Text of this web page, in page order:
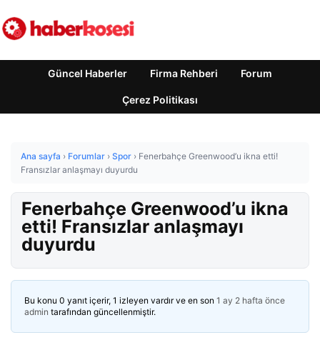
Güncel Haberler Firma Rehberi Forum
Çerez Politikası
Ana sayfa › Forumlar › Spor › Fenerbahçe Greenwood’u ikna etti!
Fransızlar anlaşmayı duyurdu
Fenerbahçe Greenwood’u ikna
etti! Fransızlar anlaşmayı
duyurdu
Bu konu 0 yanıt içerir, 1 izleyen vardır ve en son 1 ay 2 hafta önce
admin tarafından güncellenmiştir.